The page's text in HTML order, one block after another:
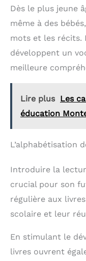
Dès le plus jeune
même à des
mots et les récits.
développent un
meilleure
Lire plus Les
éducation
L’alphabétisation
Introduire la
crucial pour son
régulière aux
scolaire et leur
En stimulant le
livres ouvrent